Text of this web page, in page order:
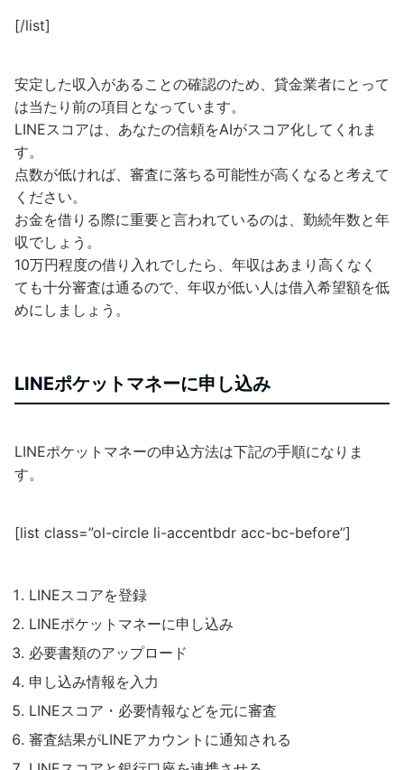
[/list]
安定した収入があることの確認のため、貸金業者にとって
は当たり前の項目となっています。
LINEスコアは、あなたの信頼をAIがスコア化してくれま
す。
点数が低ければ、審査に落ちる可能性が高くなると考えて
ください。
お金を借りる際に重要と言われているのは、勤続年数と年
収でしょう。
10万円程度の借り入れでしたら、年収はあまり高くなく
ても十分審査は通るので、年収が低い人は借入希望額を低
めにしましょう。
LINEポケットマネーに申し込み
LINEポケットマネーの申込方法は下記の手順になりま
す。
[list class=”ol-circle li-accentbdr acc-bc-before”]
LINEスコアを登録
LINEポケットマネーに申し込み
必要書類のアップロード
申し込み情報を入力
LINEスコア・必要情報などを元に審査
審査結果がLINEアカウントに通知される